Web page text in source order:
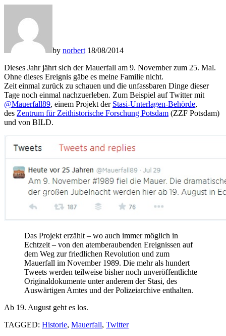
by norbert 18/08/2014
Dieses Jahr jährt sich der Mauerfall am 9. November zum 25. Mal.
Ohne dieses Ereignis gäbe es meine Familie nicht.
Zeit einmal zurück zu schauen und die unfassbaren Dinge dieser
Tage noch einmal nachzuerleben. Zum Beispiel auf Twitter mit
@Mauerfall89, einem Projekt der Stasi-Unterlagen-Behörde,
des Zentrum für Zeithistorische Forschung Potsdam (ZZF Potsdam)
und von BILD.
Das Projekt erzählt – wo auch immer möglich in
Echtzeit – von den atemberaubenden Ereignissen auf
dem Weg zur friedlichen Revolution und zum
Mauerfall im November 1989. Die mehr als hundert
Tweets werden teilweise bisher noch unveröffentlichte
Originaldokumente unter anderem der Stasi, des
Auswärtigen Amtes und der Polizeiarchive enthalten.
Ab 19. August geht es los.
TAGGED: Historie, Mauerfall, Twitter